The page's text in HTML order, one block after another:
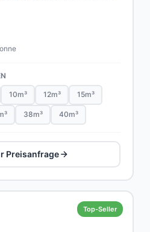
10m³ 12m³ 15m³
38m³ 40m³
Preisanfrage
Top-Seller